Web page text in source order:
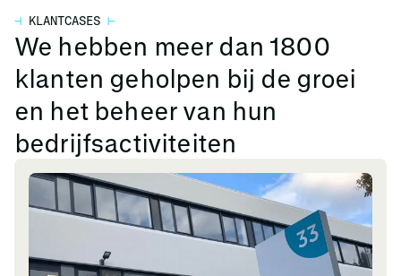
⊣ KLANTCASES ⊢
We hebben meer dan 1800
klanten geholpen bij de groei
en het beheer van hun
bedrijfsactiviteiten